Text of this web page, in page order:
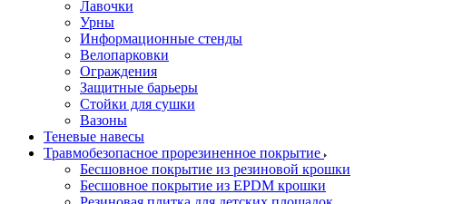
Лавочки
Урны
Информационные стенды
Велопарковки
Ограждения
Защитные барьеры
Стойки для сушки
Вазоны
Теневые навесы
Травмобезопасное прорезиненное покрытие
Бесшовное покрытие из резиновой крошки
Бесшовное покрытие из EPDM крошки